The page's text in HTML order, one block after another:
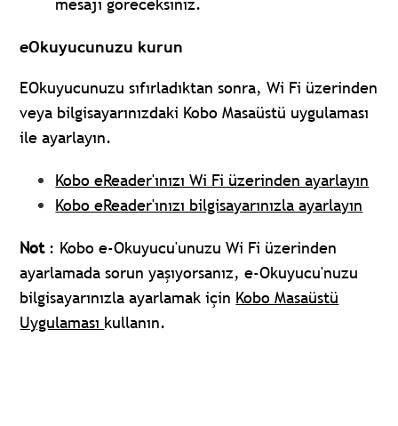
mesajı göreceksiniz.
eOkuyucunuzu kurun
EOkuyucunuzu sıfırladıktan sonra, Wi Fi üzerinden
veya bilgisayarınızdaki Kobo Masaüstü uygulaması
ile ayarlayın.
Kobo eReader'ınızı Wi Fi üzerinden ayarlayın
Kobo eReader'ınızı bilgisayarınızla ayarlayın
Not : Kobo e-Okuyucu'unuzu Wi Fi üzerinden
ayarlamada sorun yaşıyorsanız, e-Okuyucu'nuzu
bilgisayarınızla ayarlamak için Kobo Masaüstü
Uygulaması kullanın.